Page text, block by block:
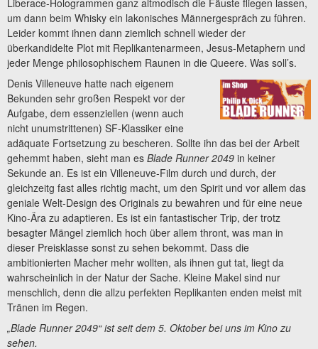
um dann beim Whisky ein lakonisches Männergespräch zu führen.
Leider kommt ihnen dann ziemlich schnell wieder der
überkandidelte Plot mit Replikantenarmeen, Jesus-Metaphern und
jeder Menge philosophischem Raunen in die Queere. Was soll’s.
Denis Villeneuve hatte nach eigenem
Bekunden sehr großen Respekt vor der
Aufgabe, dem essenziellen (wenn auch
nicht unumstrittenen) SF-Klassiker eine
adäquate Fortsetzung zu bescheren. Sollte ihn das bei der Arbeit
gehemmt haben, sieht man es Blade Runner 2049 in keiner
Sekunde an. Es ist ein Villeneuve-Film durch und durch, der
gleichzeitg fast alles richtig macht, um den Spirit und vor allem das
geniale Welt-Design des Originals zu bewahren und für eine neue
Kino-Ära zu adaptieren. Es ist ein fantastischer Trip, der trotz
besagter Mängel ziemlich hoch über allem thront, was man in
dieser Preisklasse sonst zu sehen bekommt. Dass die
ambitionierten Macher mehr wollten, als ihnen gut tat, liegt da
wahrscheinlich in der Natur der Sache. Kleine Makel sind nur
menschlich, denn die allzu perfekten Replikanten enden meist mit
Tränen im Regen.
„Blade Runner 2049“ ist seit dem 5. Oktober bei uns im Kino zu
sehen.